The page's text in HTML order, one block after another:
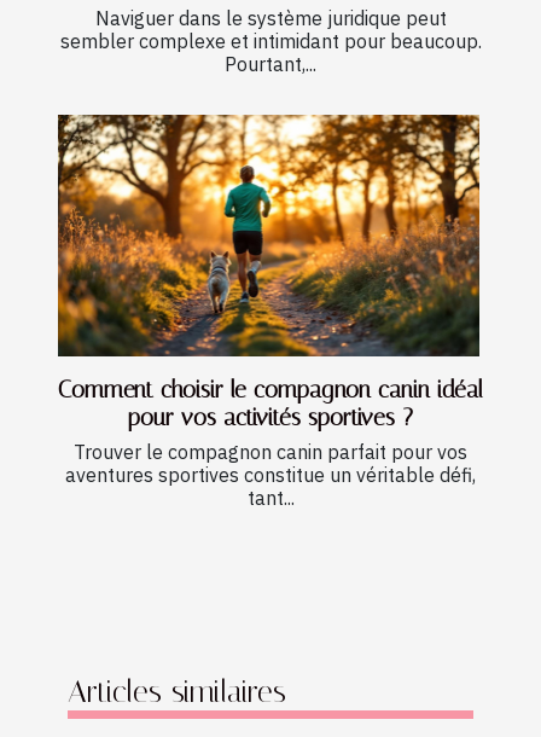
Naviguer dans le système juridique peut
sembler complexe et intimidant pour beaucoup.
Pourtant,...
Comment choisir le compagnon canin idéal
pour vos activités sportives ?
Trouver le compagnon canin parfait pour vos
aventures sportives constitue un véritable défi,
tant...
Articles similaires